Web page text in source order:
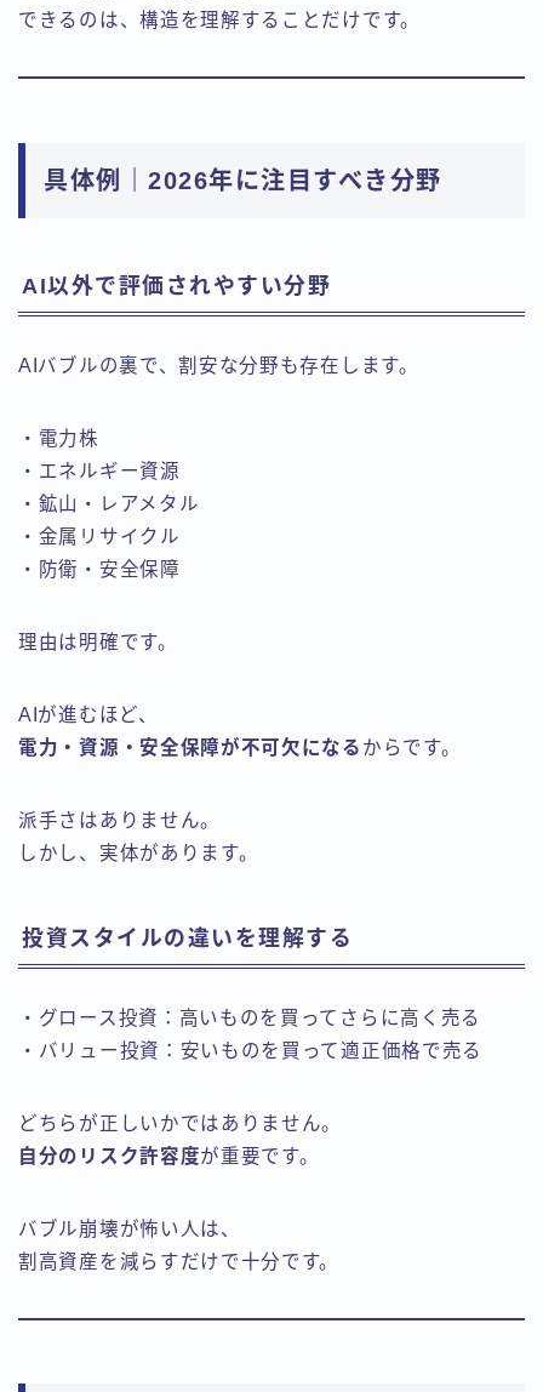
できるのは、構造を理解することだけです。
具体例｜2026年に注目すべき分野
AI以外で評価されやすい分野
AIバブルの裏で、割安な分野も存在します。
・電力株
・エネルギー資源
・鉱山・レアメタル
・金属リサイクル
・防衛・安全保障
理由は明確です。
AIが進むほど、
電力・資源・安全保障が不可欠になる からです。
派手さはありません。
しかし、実体があります。
投資スタイルの違いを理解する
・グロース投資：高いものを買ってさらに高く売る
・バリュー投資：安いものを買って適正価格で売る
どちらが正しいかではありません。
自分のリスク許容度が重要です。
バブル崩壊が怖い人は、
割高資産を減らすだけで十分です。